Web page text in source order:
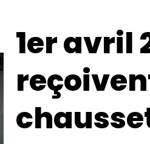
1er avril